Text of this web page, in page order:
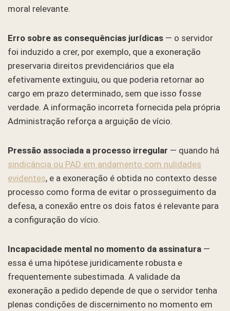
moral relevante.
Erro sobre as consequências jurídicas — o servidor
foi induzido a crer, por exemplo, que a exoneração
preservaria direitos previdenciários que ela
efetivamente extinguiu, ou que poderia retornar ao
cargo em prazo determinado, sem que isso fosse
verdade. A informação incorreta fornecida pela própria
Administração reforça a arguição de vício.
Pressão associada a processo irregular — quando há
sindicância ou PAD em andamento com nulidades
evidentes, e a exoneração é obtida no contexto desse
processo como forma de evitar o prosseguimento da
defesa, a conexão entre os dois fatos é relevante para
a configuração do vício.
Incapacidade mental no momento da assinatura —
essa é uma hipótese juridicamente robusta e
frequentemente subestimada. A validade da
exoneração a pedido depende de que o servidor tenha
plenas condições de discernimento no momento em